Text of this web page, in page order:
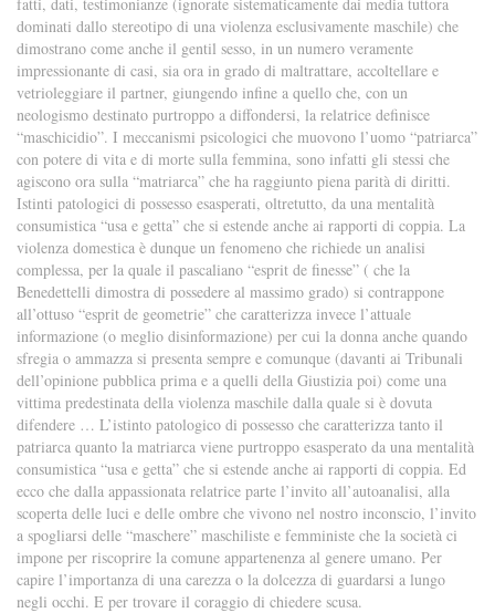
dominati dallo stereotipo di una violenza esclusivamente maschile) che
dimostrano come anche il gentil sesso, in un numero veramente
impressionante di casi, sia ora in grado di maltrattare, accoltellare e
vetrioleggiare il partner, giungendo infine a quello che, con un
neologismo destinato purtroppo a diffondersi, la relatrice definisce
“maschicidio”. I meccanismi psicologici che muovono l’uomo “patriarca”
con potere di vita e di morte sulla femmina, sono infatti gli stessi che
agiscono ora sulla “matriarca” che ha raggiunto piena parità di diritti.
Istinti patologici di possesso esasperati, oltretutto, da una mentalità
consumistica “usa e getta” che si estende anche ai rapporti di coppia. La
violenza domestica è dunque un fenomeno che richiede un analisi
complessa, per la quale il pascaliano “esprit de finesse” ( che la
Benedettelli dimostra di possedere al massimo grado) si contrappone
all’ottuso “esprit de geometrie” che caratterizza invece l’attuale
informazione (o meglio disinformazione) per cui la donna anche quando
sfregia o ammazza si presenta sempre e comunque (davanti ai Tribunali
dell’opinione pubblica prima e a quelli della Giustizia poi) come una
vittima predestinata della violenza maschile dalla quale si è dovuta
difendere … L’istinto patologico di possesso che caratterizza tanto il
patriarca quanto la matriarca viene purtroppo esasperato da una mentalità
consumistica “usa e getta” che si estende anche ai rapporti di coppia. Ed
ecco che dalla appassionata relatrice parte l’invito all’autoanalisi, alla
scoperta delle luci e delle ombre che vivono nel nostro inconscio, l’invito
a spogliarsi delle “maschere” maschiliste e femministe che la società ci
impone per riscoprire la comune appartenenza al genere umano. Per
capire l’importanza di una carezza o la dolcezza di guardarsi a lungo
negli occhi. E per trovare il coraggio di chiedere scusa.